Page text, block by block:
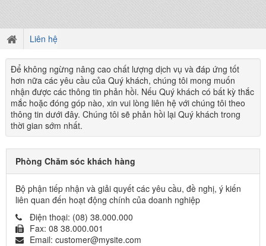
Liên hệ
Để không ngừng nâng cao chất lượng dịch vụ và đáp ứng tốt
hơn nữa các yêu cầu của Quý khách, chúng tôi mong muốn
nhận được các thông tin phản hồi. Nếu Quý khách có bất kỳ thắc
mắc hoặc đóng góp nào, xin vui lòng liên hệ với chúng tôi theo
thông tin dưới đây. Chúng tôi sẽ phản hồi lại Quý khách trong
thời gian sớm nhất.
Phòng Chăm sóc khách hàng
Bộ phận tiếp nhận và giải quyết các yêu cầu, đề nghị, ý kiến
liên quan đến hoạt động chính của doanh nghiệp
Điện thoại: (08) 38.000.000
Fax: 08 38.000.001
Email: customer@mysite.com